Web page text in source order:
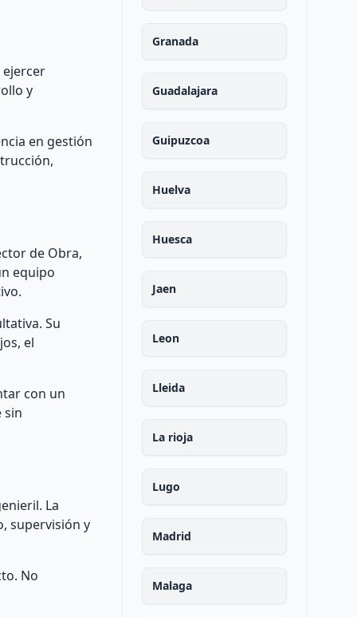
y
en gestión
de Obra,
equipo
Su
el
con un
sin
La
supervisión y
No
Granada
Guadalajara
Guipuzcoa
Huelva
Huesca
Jaen
Leon
Lleida
La rioja
Lugo
Madrid
Malaga